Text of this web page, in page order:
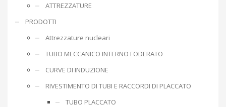
ATTREZZATURE
PRODOTTI
Attrezzature nucleari
TUBO MECCANICO INTERNO FODERATO
CURVE DI INDUZIONE
RIVESTIMENTO DI TUBI E RACCORDI DI PLACCATO
TUBO PLACCATO